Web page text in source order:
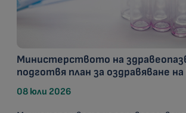
Министерството на
подготвя план за оздравяване
08 юли 2026